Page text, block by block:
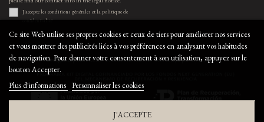
Ce site Web utilise ses propres cookies et ceux de tiers pour améliorer nos services
et vous montrer des publicités liées à vos préférences en analysant vos habitudes
de navigation. Pour donner votre consentement à son utilisation, appuyez sur le
bouton Accepter.
Plus d'informations Personnaliser les cookies
J'ACCEPTE
J'accepte les conditions générales et la politique de
confidentialité
©bodegaelcapricho.com - Tous droits réservés ·Site conçu parByte Factory